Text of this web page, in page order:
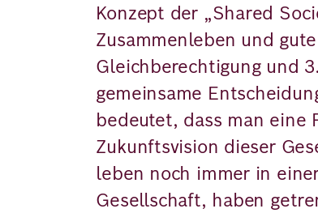
Konzept der „Shared
Zusammenleben und
Gleichberechtigung und
gemeinsame
bedeutet, dass man eine
Zukunftsvision dieser
leben noch immer in
Gesellschaft, haben